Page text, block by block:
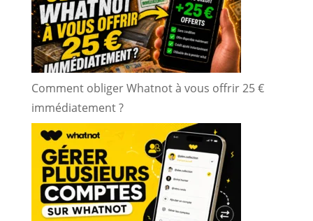
Comment obliger Whatnot à vous offrir 25 €
immédiatement ?